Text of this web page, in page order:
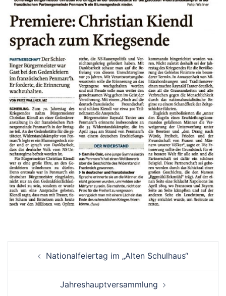
NavigationNationalfeiertag im „Alten Schulhaus“
Jahreshauptversammlung